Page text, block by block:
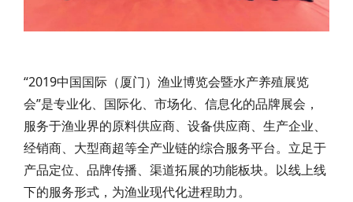
“2019中国国际（厦门）渔业博览会暨水产养殖展览
会”是专业化、国际化、市场化、信息化的品牌展会，
服务于渔业界的原料供应商、设备供应商、生产企业、
经销商、大型商超等全产业链的综合服务平台。立足于
产品定位、品牌传播、渠道拓展的功能板块。以线上线
下的服务形式，为渔业现代化进程助力。